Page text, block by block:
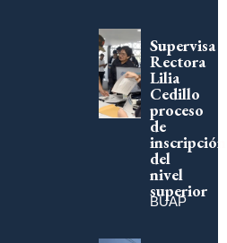
Supervisa
Rectora
Lilia
Cedillo
proceso
de
inscripción
del
nivel
superior
BUAP